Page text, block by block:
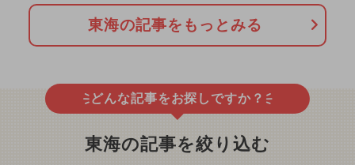
東海の記事をもっとみる
どんな記事をお探しですか？
東海の記事を絞り込む